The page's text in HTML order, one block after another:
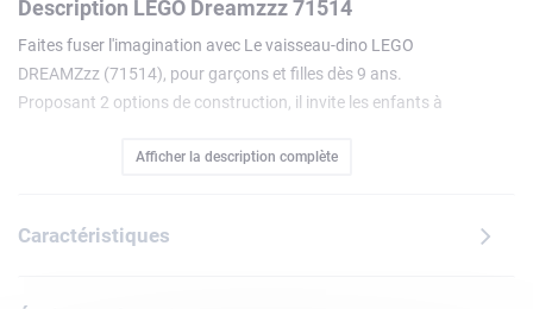
Description LEGO Dreamzzz 71514
Faites fuser l'imagination avec Le vaisseau-dino LEGO
DREAMZzz (71514), pour garçons et filles dès 9 ans.
Proposant 2 options de construction, il invite les enfants à
combat.Le brontosaure est un imposant dinosaure né de
stégosaure est une bête de combat dotée d'une armure
spatial séparé. Le set inclut également 4 minifigurines
Afficher la description complète
Caractéristiques